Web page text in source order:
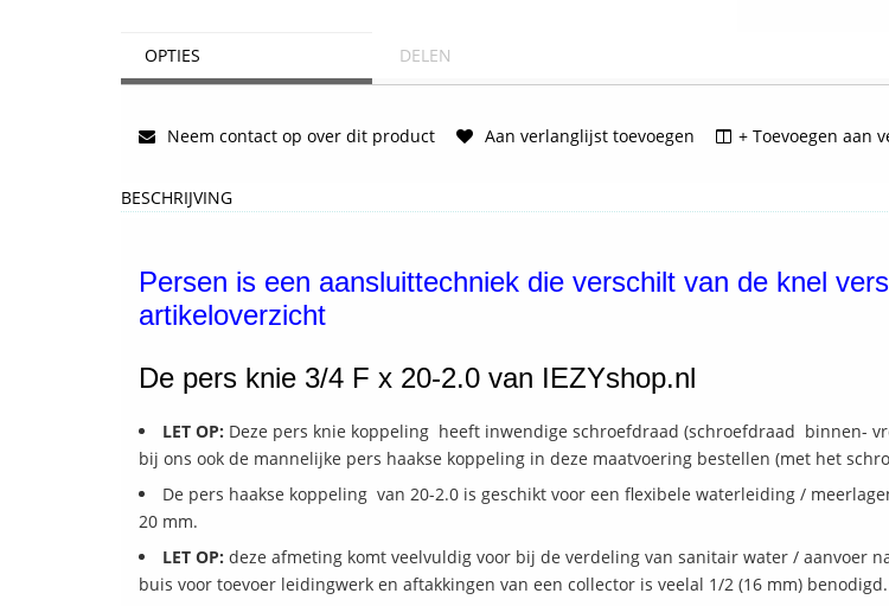
OPTIES DELEN
Neem contact op over dit product Aan verlanglijst toevoegen + Toevoegen aan
BESCHRIJVING
Persen is een aansluittechniek die verschilt van de knel
artikeloverzicht
De pers knie 3/4 F x 20-2.0 van IEZYshop.nl
LET OP: Deze pers knie koppeling heeft inwendige schroefdraad (schroefdraad binnen-
bij ons ook de mannelijke pers haakse koppeling in deze maatvoering bestellen (met het
De pers haakse koppeling van 20-2.0 is geschikt voor een flexibele waterleiding /
20 mm.
LET OP: deze afmeting komt veelvuldig voor bij de verdeling van sanitair water / aanvoer
buis voor toevoer leidingwerk en aftakkingen van een collector is veelal 1/2 (16 mm) benodigd.